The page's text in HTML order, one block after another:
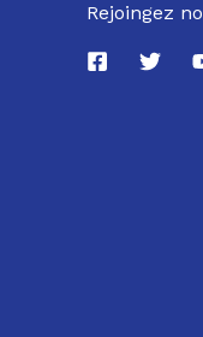
Rejoingez